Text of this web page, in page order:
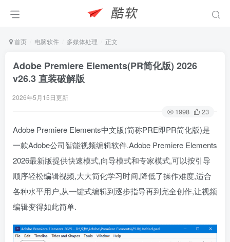
首页 电脑软件 多媒体处理 正文
Adobe Premiere Elements(PR简化版) 2026
v26.3 直装破解版
2026年5月15日更新
1998 23
Adobe Premiere Elements中文版(简称PRE即PR简化版)是
一款Adobe公司智能视频编辑软件.Adobe Premiere Elements
2026最新版提供快速模式,向导模式和专家模式,可以按引导
顺序轻松编辑视频,大大简化学习时间,降低了操作难度,适合
各种水平用户,从一键式编辑到逐步指导再到完全创作,让视频
编辑变得如此简单.